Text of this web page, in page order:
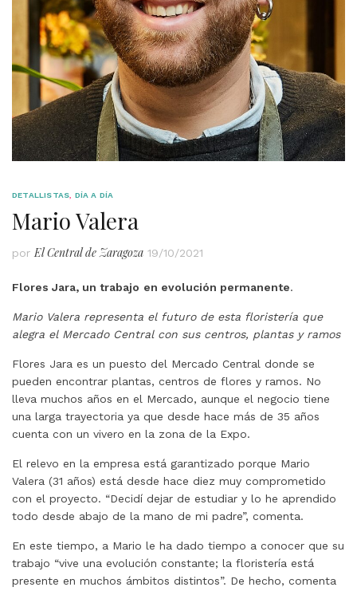
DETALLISTAS, DÍA A DÍA
Mario Valera
porEl Central de Zaragoza 19/10/2021
Flores Jara, un trabajo en evolución permanente.
Mario Valera representa el futuro de esta floristería que
alegra el Mercado Central con sus centros, plantas y ramos
Flores Jara es un puesto del Mercado Central donde se
pueden encontrar plantas, centros de flores y ramos. No
lleva muchos años en el Mercado, aunque el negocio tiene
una larga trayectoria ya que desde hace más de 35 años
cuenta con un vivero en la zona de la Expo.
El relevo en la empresa está garantizado porque Mario
Valera (31 años) está desde hace diez muy comprometido
con el proyecto. “Decidí dejar de estudiar y lo he aprendido
todo desde abajo de la mano de mi padre”, comenta.
En este tiempo, a Mario le ha dado tiempo a conocer que su
trabajo “vive una evolución constante; la floristería está
presente en muchos ámbitos distintos”. De hecho, comenta